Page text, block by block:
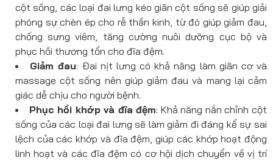
cột sống, các loại đai lưng kéo giãn cột sống sẽ giúp giải
phóng sự chèn ép cho rễ thần kinh, từ đó giúp giảm đau,
chống sưng viêm, tăng cường nuôi dưỡng cục bộ và
phục hồi thương tổn cho đĩa đệm.
Giảm đau: Đai nịt lưng có khả năng làm giãn cơ và
massage cột sống nên giúp giảm đau và mang lại cảm
giác dễ chịu cho người bệnh.
Phục hồi khớp và đĩa đệm: Khả năng nắn chỉnh cột
sống của các loại đai lưng sẽ làm giảm đi đáng kể sự sai
lệch của các khớp và đĩa đệm, giúp các khớp hoạt động
linh hoạt và các đĩa đệm có cơ hội dịch chuyển về vị trí